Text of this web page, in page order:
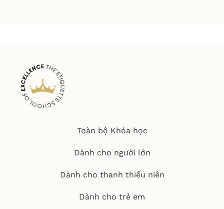
Toàn bộ Khóa học
Dành cho người lớn
Dành cho thanh thiếu niên
Dành cho trẻ em